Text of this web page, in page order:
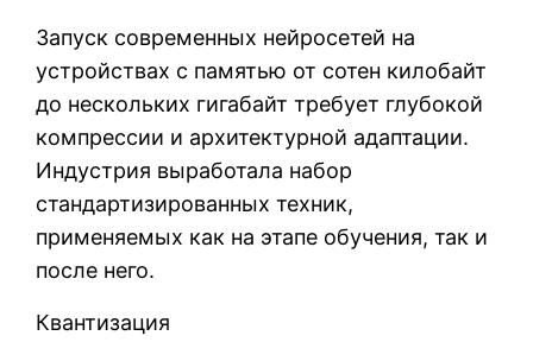
Запуск современных нейросетей на
устройствах с памятью от сотен килобайт
до нескольких гигабайт требует глубокой
компрессии и архитектурной адаптации.
Индустрия выработала набор
стандартизированных техник,
применяемых как на этапе обучения, так и
после него.
Квантизация